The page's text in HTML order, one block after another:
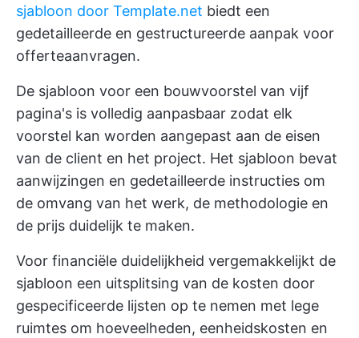
sjabloon door Template.net biedt een
gedetailleerde en gestructureerde aanpak voor
offerteaanvragen.
De sjabloon voor een bouwvoorstel van vijf
pagina's is volledig aanpasbaar zodat elk
voorstel kan worden aangepast aan de eisen
van de client en het project. Het sjabloon bevat
aanwijzingen en gedetailleerde instructies om
de omvang van het werk, de methodologie en
de prijs duidelijk te maken.
Voor financiële duidelijkheid vergemakkelijkt de
sjabloon een uitsplitsing van de kosten door
gespecificeerde lijsten op te nemen met lege
ruimtes om hoeveelheden, eenheidskosten en